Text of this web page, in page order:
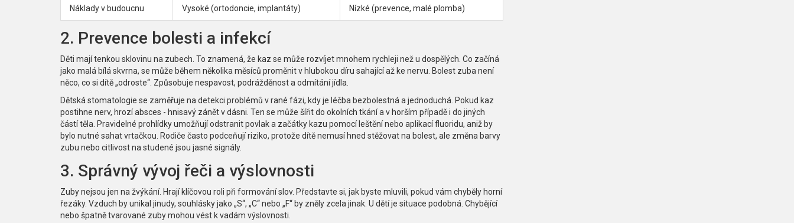
Náklady v budoucnu Vysoké (ortodoncie, implantáty) Nízké (prevence, malé plomba)
2. Prevence bolesti a infekcí
Děti mají tenkou sklovinu na zubech. To znamená, že kaz se může rozvíjet mnohem rychleji než u dospělých. Co začíná
jako malá bílá skvrna, se může během několika měsíců proměnit v hlubokou díru sahající až ke nervu. Bolest zuba není
něco, co si dítě „odroste“. Způsobuje nespavost, podrážděnost a odmítání jídla.
Dětská stomatologie se zaměřuje na detekci problémů v rané fázi, kdy je léčba bezbolestná a jednoduchá Pokud kaz
postihne nerv, hrozí absces - hnisavý zánět v dásni. Ten se může šířit do okolních tkání a v horším případě i do jiných
částí těla. Pravidelné prohlídky umožňují odstranit povlak a začátky kazu pomocí leštění nebo aplikací fluoridu, aniž by
bylo nutné sahat vrtačkou. Rodiče často podceňují riziko, protože dítě nemusí hned stěžovat na bolest, ale změna barvy
zubu nebo citlivost na studené jsou jasné signály.
3. Správný vývoj řeči a výslovnosti
Zuby nejsou jen na žvýkání. Hrají klíčovou roli při formování slov. Představte si, jak byste mluvili, pokud vám chyběly horní
řezáky. Vzduch by unikal jinudy, souhlásky jako „S“, „C“ nebo „F“ by zněly zcela jinak. U dětí je situace podobná. Chybějící
nebo špatně tvarované zuby mohou vést k vadám výslovnosti.